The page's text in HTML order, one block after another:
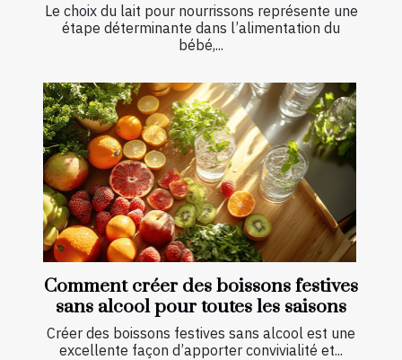
Le choix du lait pour nourrissons représente une
étape déterminante dans l’alimentation du
bébé,...
Comment créer des boissons festives
sans alcool pour toutes les saisons
Créer des boissons festives sans alcool est une
excellente façon d’apporter convivialité et...